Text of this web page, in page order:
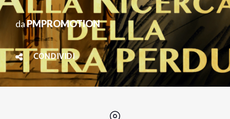
daPMPROMOTION
CONDIVIDI